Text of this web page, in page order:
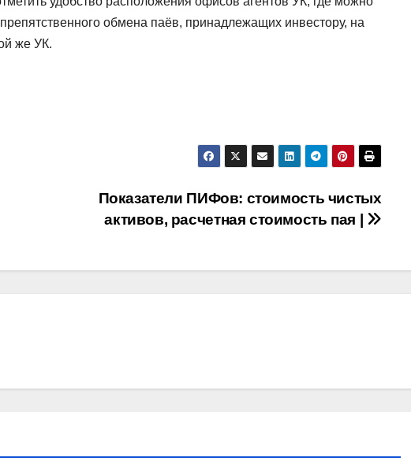
обмена паёв, принадлежащих инвестору, на
же УК.
Показатели ПИФов: стоимость чистых
активов, расчетная стоимость пая |